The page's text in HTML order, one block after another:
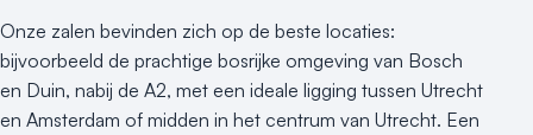
Onze zalen bevinden zich op de beste locaties:
bijvoorbeeld de prachtige bosrijke omgeving van Bosch
en Duin, nabij de A2, met een ideale ligging tussen Utrecht
en Amsterdam of midden in het centrum van Utrecht. Een